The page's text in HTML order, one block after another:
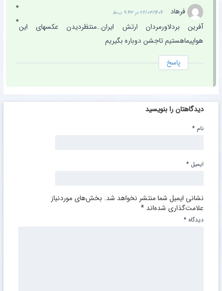
فرهاد ۲۶/۰۳/۱۴۰۴ در ۹:۴۳ ب٫ظ
۰
۰
آفرین بردلاورمردان ارتش ایران…منتظردیدن عکسهای این
هواپیماهستیم تاجشن دوباره بگیریم
پاسخ
دیدگاهتان را بنویسید
نشانی ایمیل شما منتشر نخواهد شد. بخش‌های موردنیاز
علامت‌گذاری شده‌اند *
دیدگاه *
نام *
ایمیل *